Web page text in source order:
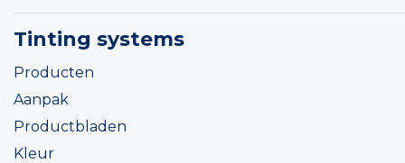
Tinting systems
Producten
Aanpak
Productbladen
Kleur